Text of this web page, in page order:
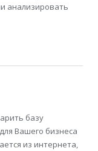
анализировать
базу
Вашего бизнеса
из интернета,